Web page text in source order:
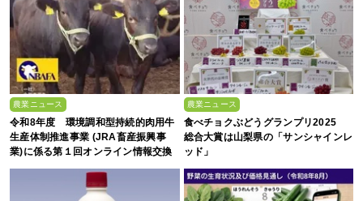
農業ニュース
令和8年度 環境調和型持続的肉用牛
生産体制推進事業 (JRA畜産振興事
業)に係る第１回オンライン情報交換
会
農業ニュース
食べチョクぶどうグランプリ2025
総合大賞は山梨県の「サンシャインレ
ッド」